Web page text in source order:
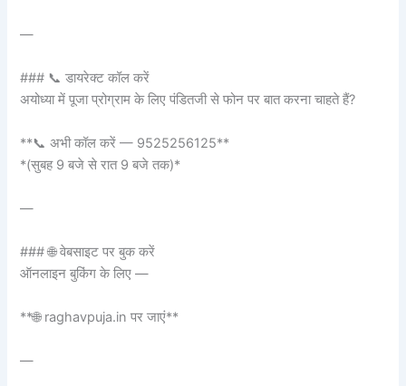
—
### 📞 डायरेक्ट कॉल करें
अयोध्या में पूजा प्रोग्राम के लिए पंडितजी से फोन पर बात करना चाहते हैं?
**📞 अभी कॉल करें — 9525256125**
*(सुबह 9 बजे से रात 9 बजे तक)*
—
### 🌐 वेबसाइट पर बुक करें
ऑनलाइन बुकिंग के लिए —
**🌐 raghavpuja.in पर जाएं**
—